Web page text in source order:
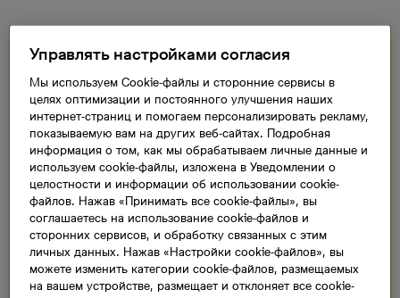
К списку арендных квартир
Посмотрите цены на доступные квартиры и
выберите свой новый дом уже сегодня! Кроме
того, мы предлагаем аренду без залога, выбрав
страхование аренды от BTA.
Просмотреть доступные к аренде квартиры
и цены
Управлять настройками согласия
Мы используем Cookie-файлы и сторонние сервисы в
целях оптимизации и постоянного улучшения наших
интернет-страниц и помогаем персонализировать рекламу,
показываемую вам на других веб-сайтах. Подробная
информация о том, как мы обрабатываем личные данные и
используем cookie-файлы, изложена в Уведомлении о
целостности и информации об использовании cookie-
файлов. Нажав «Принимать все cookie-файлы», вы
соглашаетесь на использование cookie-файлов и
сторонних сервисов, и обработку связанных с этим
личных данных. Нажав «Настройки cookie-файлов», вы
можете изменить категории cookie-файлов, размещаемых
на вашем устройстве, размещает и отклоняет все cookie-